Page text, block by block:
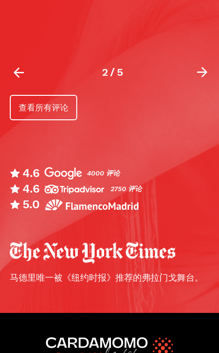
2/5
查看所有评论
4.6 4000 评论
4.6 2750 评论
5.0
马德里唯一被《纽约时报》推荐的弗拉门戈舞台。